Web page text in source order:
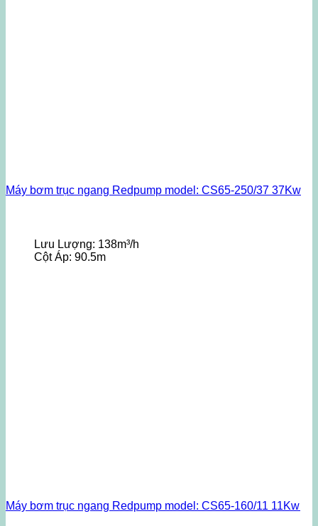
Máy bơm trục ngang Redpump model: CS65-250/37 37Kw
Lưu Lượng: 138m³/h
Cột Áp: 90.5m
Máy bơm trục ngang Redpump model: CS65-160/11 11Kw